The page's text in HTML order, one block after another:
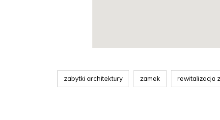
zabytki architektury zamek rewitalizacja